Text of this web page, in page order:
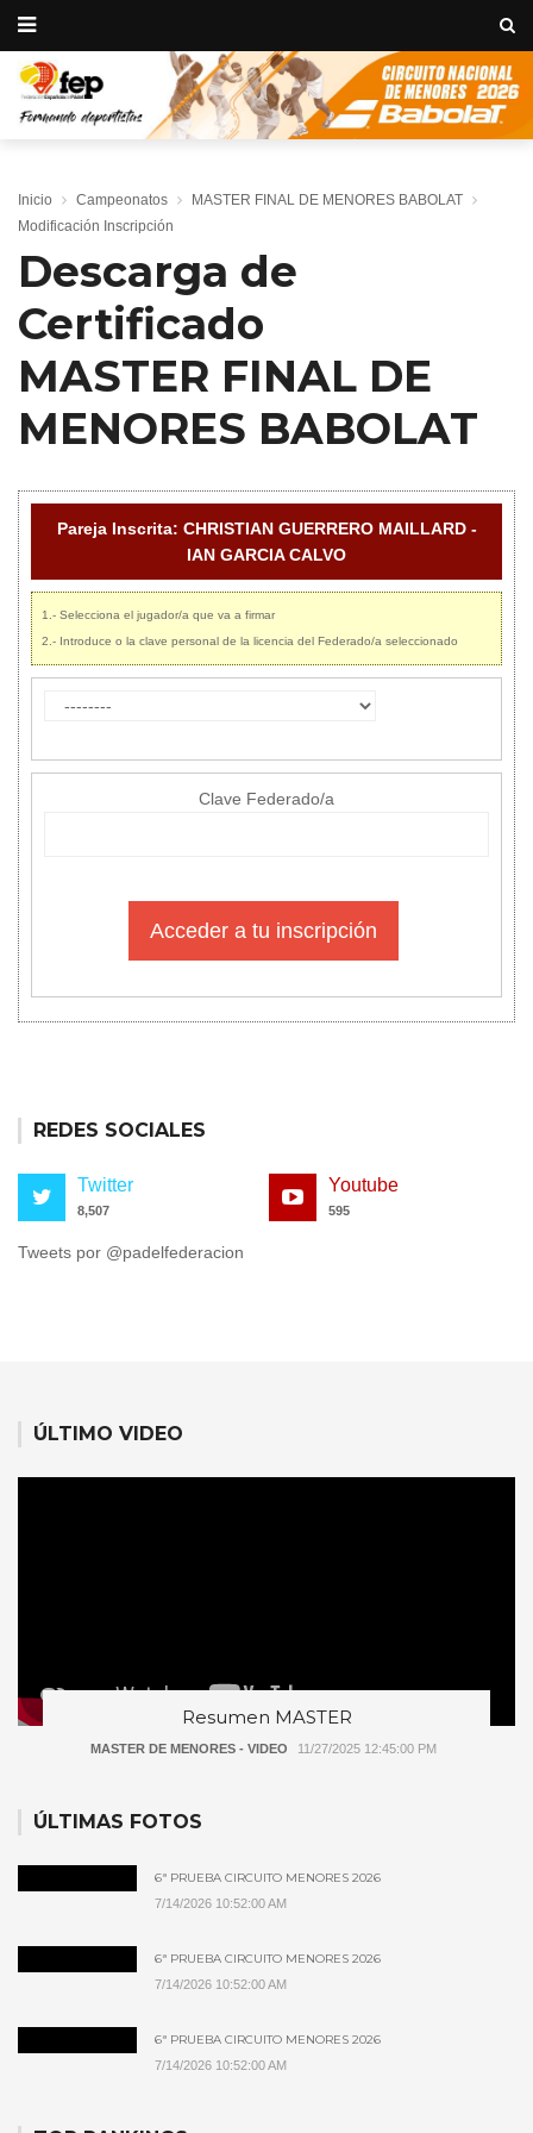
Inicio Campeonatos
MASTER FINAL DE MENORES BABOLAT
Modificación Inscripción
Descarga de
Certificado
MASTER FINAL DE
MENORES BABOLAT
Pareja Inscrita: CHRISTIAN GUERRERO MAILLARD -
IAN GARCIA CALVO
1.- Selecciona el jugador/a que va a firmar
2.- Introduce o la clave personal de la licencia del Federado/a seleccionado
Clave Federado/a
Acceder a tu inscripción
REDES SOCIALES
Twitter
8,507
Youtube
595
Tweets por @padelfederacion
ÚLTIMO VIDEO
Resumen MASTER
MASTER DE MENORES - VIDEO 11/27/2025 12:45:00 PM
ÚLTIMAS FOTOS
6ª PRUEBA CIRCUITO MENORES 2026
7/14/2026 10:52:00 AM
6ª PRUEBA CIRCUITO MENORES 2026
7/14/2026 10:52:00 AM
6ª PRUEBA CIRCUITO MENORES 2026
7/14/2026 10:52:00 AM